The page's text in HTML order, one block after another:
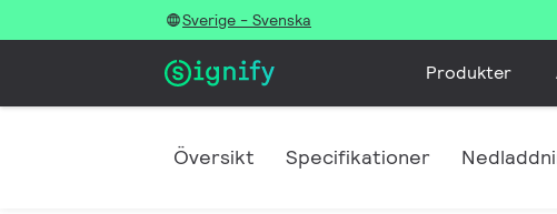
Sverige - Svenska
Produkter
Översikt Specifikationer